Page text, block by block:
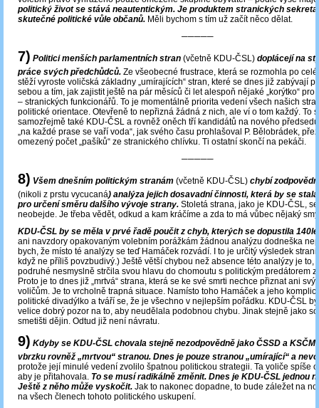
politický život se stává neautentickým. Je produktem stranických
skutečné politické vůle občanů. Měli bychom s tím už začít něco dělat.
─────
7) Politici menších parlamentních stran (včetně KDU-ČSL) doplácejí na
práce svých předchůdců. Ze všeobecné frustrace, která se rozmohla po
stěží vyroste voličská základny „umírajících“ stran, které se dnes již zabývají
sebou a tím, jak zajistit ještě na pár měsíců či let alespoň nějaké „korýtko“ pro
– stranických funkcionářů. To je momentálně priorita vedení všech našich
politické orientace. Otevřeně to nepřizná žádná z nich, ale ví o tom každý. To
samozřejmě také KDU-ČSL a rovněž oněch tří kandidátů na nového
„na každé prase se vaří voda“, jak svého času prohlašoval P. Bělobrádek,
omezený počet „pašíků“ ze stranického chlívku. Ti ostatní skončí na pekáči.
─────
8) Všem dnešním politickým stranám (včetně KDU-ČSL) chybí
(nikoli z prstu vycucaná) analýza jejich dosavadní činnosti, která by se
pro určení směru dalšího vývoje strany. Stoletá strana, jako je KDU-ČSL,
neobejde. Je třeba vědět, odkud a kam kráčíme a zda to má vůbec nějaký
KDU-ČSL by se měla v prvé řadě poučit z chyb, kterých se dopustila
ani navzdory opakovaným volebním porážkám žádnou analýzu dodneška
bych, že místo té analýzy se teď Hamáček rozvádí. I to je určitý výsledek
když ne příliš povzbudivý.) Ještě větší chybou než absence této analýzy je to,
podruhé nesmyslně strčila svou hlavu do chomoutu s politickým predátorem
Proto je to dnes již „mrtvá“ strana, která se ke své smrti nechce přiznat ani
voličům. Je to vrcholně trapná situace. Namísto toho Hamáček a jeho
politické divadýlko a tváří se, že je všechno v nejlepším pořádku. KDU-ČSL
velice dobrý pozor na to, aby neudělala podobnou chybu. Jinak stejně jako
smetišti dějin. Odtud již není návratu.
9) Kdyby se KDU-ČSL chovala stejně nezodpovědně jako ČSSD a
vbrzku rovněž „mrtvou“ stranou. Dnes je pouze stranou „umírající“ a
protože její minulé vedení zvolilo špatnou politickou strategii. Ta voliče spíše
aby je přitahovala. To se musí radikálně změnit. Dnes je KDU-ČSL jednou
Ještě z něho může vyskočit. Jak to nakonec dopadne, to bude záležet na
na všech členech tohoto politického uskupení.